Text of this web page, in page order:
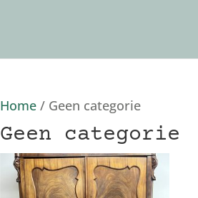
Home / Geen categorie
Geen categorie